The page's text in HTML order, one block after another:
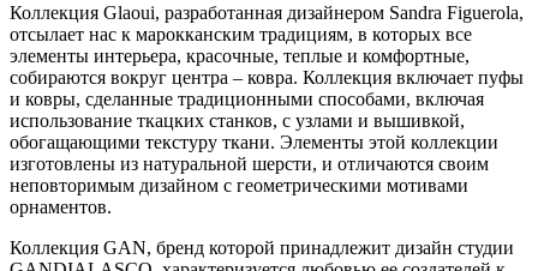
Коллекция Glaoui, разработанная дизайнером Sandra Figuerola,
отсылает нас к марокканским традициям, в которых все
элементы интерьера, красочные, теплые и комфортные,
собираются вокруг центра – ковра. Коллекция включает пуфы
и ковры, сделанные традиционными способами, включая
использование ткацких станков, с узлами и вышивкой,
обогащающими текстуру ткани. Элементы этой коллекции
изготовлены из натуральной шерсти, и отличаются своим
неповторимым дизайном с геометрическими мотивами
орнаментов.
Коллекция GAN, бренд которой принадлежит дизайн студии